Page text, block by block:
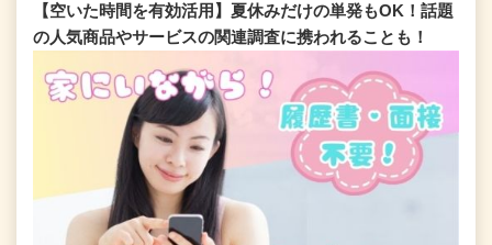
【空いた時間を有効活用】夏休みだけの単発もOK！話題
の人気商品やサービスの関連調査に携われることも！